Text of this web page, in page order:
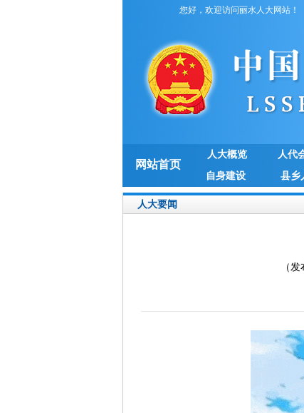
您好，欢迎访问丽水人大网站！
网站首页
人大概览 人代
自身建设
县乡
人大要闻
（